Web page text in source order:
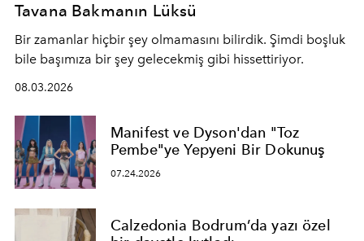
Tavana Bakmanın Lüksü
Bir zamanlar hiçbir şey olmamasını bilirdik. Şimdi boşluk
bile başımıza bir şey gelecekmiş gibi hissettiriyor.
08.03.2026
Manifest ve Dyson'dan "Toz
Pembe"ye Yepyeni Bir Dokunuş
07.24.2026
Calzedonia Bodrum’da yazı özel